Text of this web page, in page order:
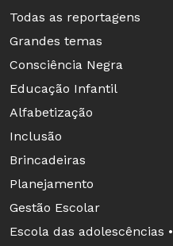
Todas as reportagens
Grandes temas
Consciência Negra
Educação Infantil
Alfabetização
Inclusão
Brincadeiras
Planejamento
Gestão Escolar
Escola das adolescências •